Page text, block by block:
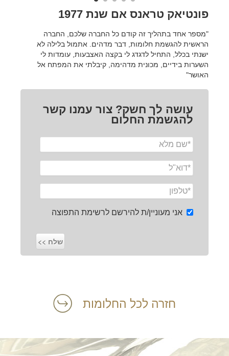
פונטיאק טראנס אם שנת 1977
"מספר אחד בתהליך זה קודם כל החברה שלכם, החברה
הראשית להגשמת חלומות, דבר מדהים. אתמול בלילה לא
ישנתי בכלל, התחיל לדגדג לי בקצה האצבעות, עומדות לי
השערות בידיים, מכונית מדהימה, קיבלתי את המפתח אל
האושר"
עושה לך חשק? צור עמנו קשר
להגשמת החלום
אני מעוניין/ת להירשם לרשימת התפוצה
חזרה לכל החלומות